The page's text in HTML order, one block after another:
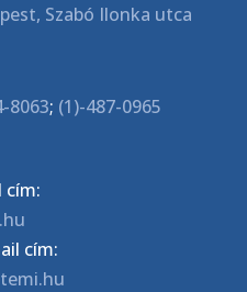
Szabó Ilonka utca
8063; (1)-487-0965
cím:
cím: